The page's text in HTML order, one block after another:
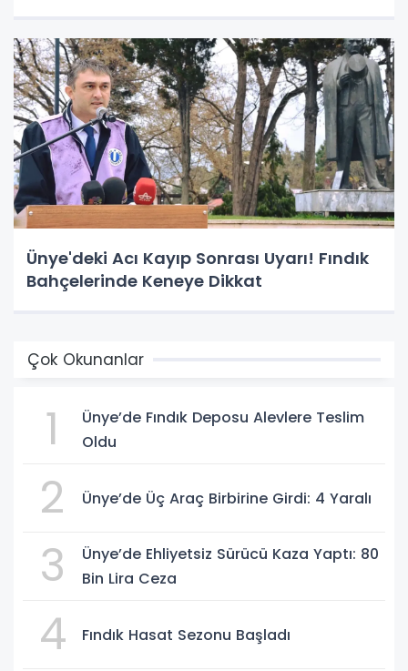
Ünye'deki Acı Kayıp Sonrası Uyarı! Fındık
Bahçelerinde Keneye Dikkat
Çok Okunanlar
1
Ünye’de Fındık Deposu Alevlere Teslim
Oldu
2 Ünye’de Üç Araç Birbirine Girdi: 4 Yaralı
3
Ünye’de Ehliyetsiz Sürücü Kaza Yaptı: 80
Bin Lira Ceza
4 Fındık Hasat Sezonu Başladı